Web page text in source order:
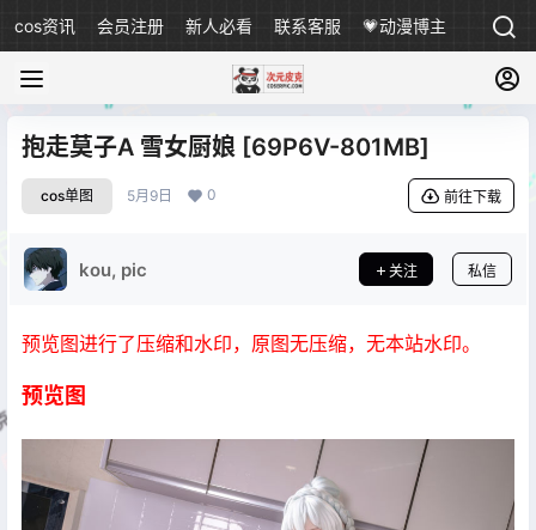
cos资讯 会员注册 新人必看 联系客服 💗动漫博主
抱走莫子A 雪女厨娘 [69P6V-801MB]
cos单图 5月9日 0 前往下载
kou, pic 关注 私信
预览图进行了压缩和水印，原图无压缩，无本站水印。
预览图